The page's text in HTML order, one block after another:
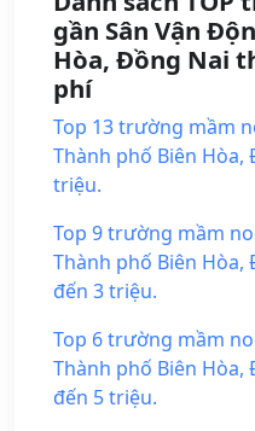
gần Sân Vận
Hòa, Đồng Nai
phí
Top 13 trường mầm
Thành phố Biên
triệu.
Top 9 trường mầm
Thành phố Biên
đến 3 triệu.
Top 6 trường mầm
Thành phố Biên
đến 5 triệu.